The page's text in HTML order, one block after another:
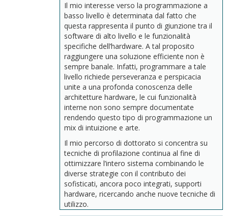
Il mio interesse verso la programmazione a
basso livello è determinata dal fatto che
questa rappresenta il punto di giunzione tra il
software di alto livello e le funzionalità
specifiche dell’hardware. A tal proposito
raggiungere una soluzione efficiente non è
sempre banale. Infatti, programmare a tale
livello richiede perseveranza e perspicacia
unite a una profonda conoscenza delle
architetture hardware, le cui funzionalità
interne non sono sempre documentate
rendendo questo tipo di programmazione un
mix di intuizione e arte.
Il mio percorso di dottorato si concentra su
tecniche di profilazione continua al fine di
ottimizzare l’intero sistema combinando le
diverse strategie con il contributo dei
sofisticati, ancora poco integrati, supporti
hardware, ricercando anche nuove tecniche di
utilizzo.